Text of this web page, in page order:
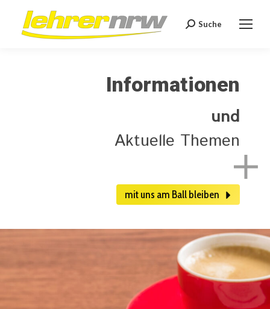
Search:
Suche
Informationen
und
Aktuelle Themen
mit uns am Ball bleiben